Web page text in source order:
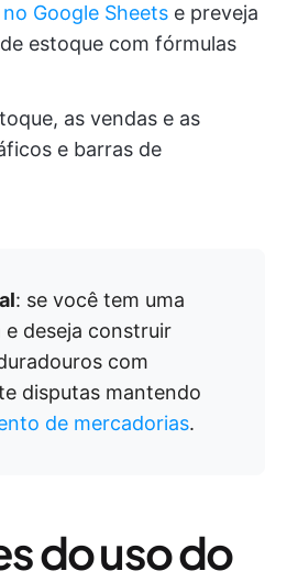
Google Sheets e preveja
estoque com fórmulas
as vendas e as
e barras de
: se você tem uma
e deseja construir
com
disputas mantendo
de mercadorias.
do uso do